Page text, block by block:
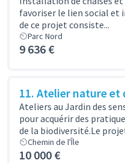
favoriser le lien social
de ce projet consiste...
Parc Nord
9 636 €
11. Atelier nature et
Ateliers au Jardin des
pour acquérir des
de la biodiversité.Le
Chemin de l'Île
10 000 €